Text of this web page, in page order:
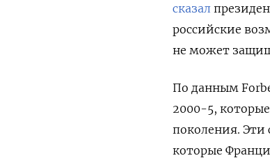
сказал
российские
не может
По данным
2000-5,
поколения. Эти
которые